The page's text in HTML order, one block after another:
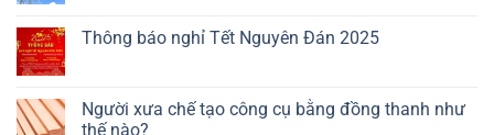
Thông báo nghỉ Tết Nguyên Đán 2025
Người xưa chế tạo công cụ bằng đồng thanh như
thế nào?